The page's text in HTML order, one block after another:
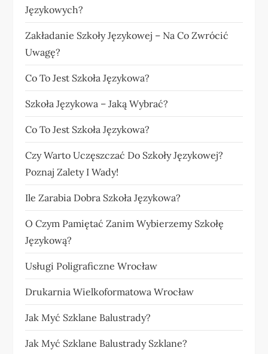
Językowych?
Zakładanie Szkoły Językowej – Na Co Zwrócić
Uwagę?
Co To Jest Szkoła Językowa?
Szkoła Językowa – Jaką Wybrać?
Co To Jest Szkoła Językowa?
Czy Warto Uczęszczać Do Szkoły Językowej?
Poznaj Zalety I Wady!
Ile Zarabia Dobra Szkoła Językowa?
O Czym Pamiętać Zanim Wybierzemy Szkołę
Językową?
Usługi Poligraficzne Wrocław
Drukarnia Wielkoformatowa Wrocław
Jak Myć Szklane Balustrady?
Jak Myć Szklane Balustrady Szklane?